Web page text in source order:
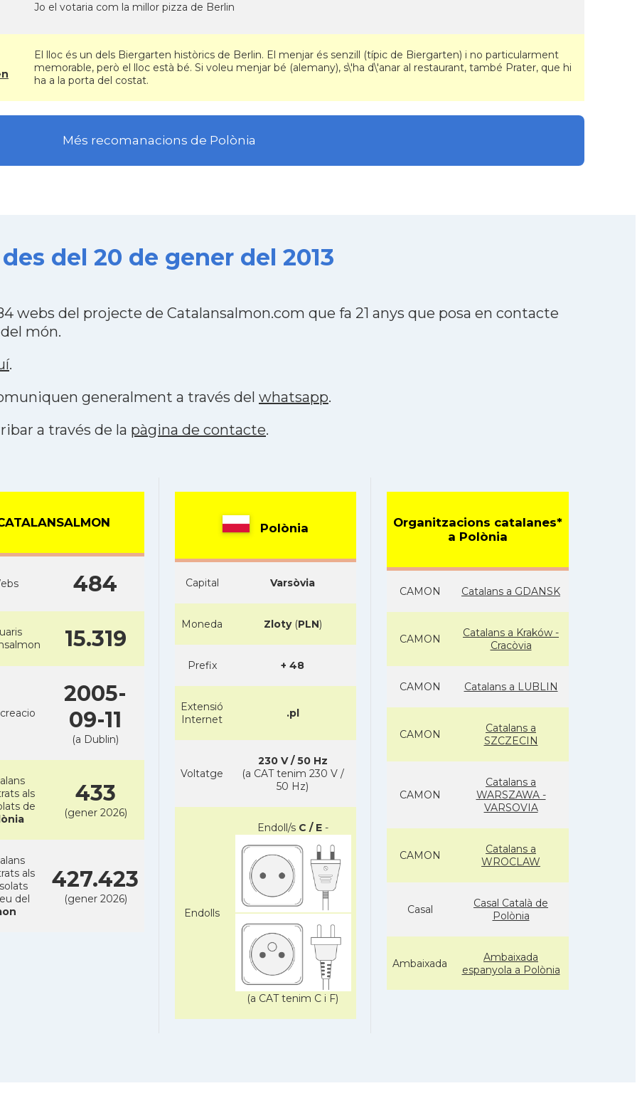
Jo el votaria com la millor pizza de Berlin
El lloc és un dels Biergarten històrics de Berlin. El menjar és senzill (típic de Biergarten) i no particularment
memorable, però el lloc està bé. Si voleu menjar bé (alemany), s\'ha d\'anar al restaurant, també Prater, que hi
ha a la porta del costat.
Més recomanacions de Polònia
del 20 de gener del 2013
webs del projecte de Catalansalmon.com que fa 21 anys que posa en contacte
món.
.
generalment a través del whatsapp.
a través de la pàgina de contacte.
484
15.319
2005-
09-11
(a Dublin)
als
de
433
(gener 2026)
als
del
427.423
(gener 2026)
Polònia
Capital Varsòvia
Moneda Zloty(PLN)
Prefix + 48
Extensió
Internet
.pl
Voltatge
230 V / 50 Hz
(a CAT tenim 230 V /
50 Hz)
Endolls
Endoll/s C / E-
(a CAT tenim C i F)
Organitzacions catalanes*
a Polònia
CAMON Catalans a GDANSK
CAMON
Catalans a Kraków -
Cracòvia
CAMON Catalans a LUBLIN
CAMON
Catalans a
SZCZECIN
CAMON
Catalans a
WARSZAWA -
VARSOVIA
CAMON
Catalans a
WROCLAW
Casal
Casal Català de
Polònia
Ambaixada
Ambaixada
espanyola a Polònia